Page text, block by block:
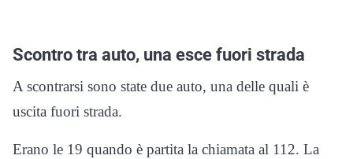
Scontro tra auto, una esce fuori strada
A scontrarsi sono state due auto, una delle quali è
uscita fuori strada.
Erano le 19 quando è partita la chiamata al 112. La